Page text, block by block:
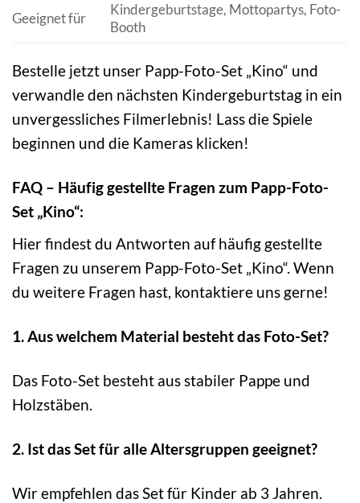
Geeignet für
Kindergeburtstage, Mottopartys, Foto-
Booth
Bestelle jetzt unser Papp-Foto-Set „Kino“ und
verwandle den nächsten Kindergeburtstag in ein
unvergessliches Filmerlebnis! Lass die Spiele
beginnen und die Kameras klicken!
FAQ – Häufig gestellte Fragen zum Papp-Foto-
Set „Kino“:
Hier findest du Antworten auf häufig gestellte
Fragen zu unserem Papp-Foto-Set „Kino“. Wenn
du weitere Fragen hast, kontaktiere uns gerne!
1. Aus welchem Material besteht das Foto-Set?
Das Foto-Set besteht aus stabiler Pappe und
Holzstäben.
2. Ist das Set für alle Altersgruppen geeignet?
Wir empfehlen das Set für Kinder ab 3 Jahren.